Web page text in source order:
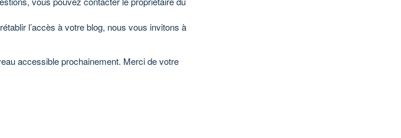
l’accès à votre blog, nous vous invitons à
accessible prochainement. Merci de votre